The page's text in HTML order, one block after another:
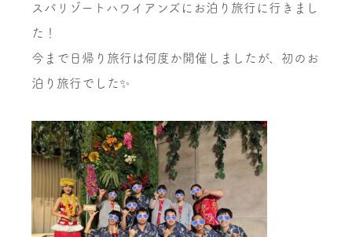
スパリゾートハワイアンズにお泊り旅行に行きまし
た！
今まで日帰り旅行は何度か開催しましたが、初のお
泊り旅行でした✨